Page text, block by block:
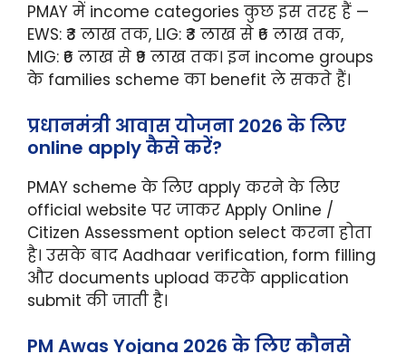
PMAY में income categories कुछ इस तरह हैं —
EWS: ₹3 लाख तक, LIG: ₹3 लाख से ₹6 लाख तक,
MIG: ₹6 लाख से ₹9 लाख तक। इन income groups
के families scheme का benefit ले सकते हैं।
प्रधानमंत्री आवास योजना 2026 के लिए
online apply कैसे करें?
PMAY scheme के लिए apply करने के लिए
official website पर जाकर Apply Online /
Citizen Assessment option select करना होता
है। उसके बाद Aadhaar verification, form filling
और documents upload करके application
submit की जाती है।
PM Awas Yojana 2026 के लिए कौनसे